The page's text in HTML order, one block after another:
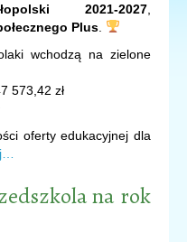
2021-2027
Plus
wchodzą na zielone
573,42 zł
oferty edukacyjnej dla
na rok